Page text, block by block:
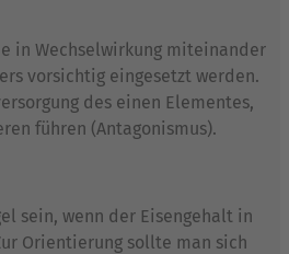
in Wechselwirkung miteinander
vorsichtig eingesetzt werden.
des einen Elementes,
führen (Antagonismus).
sein, wenn der Eisengehalt in
Orientierung sollte man sich